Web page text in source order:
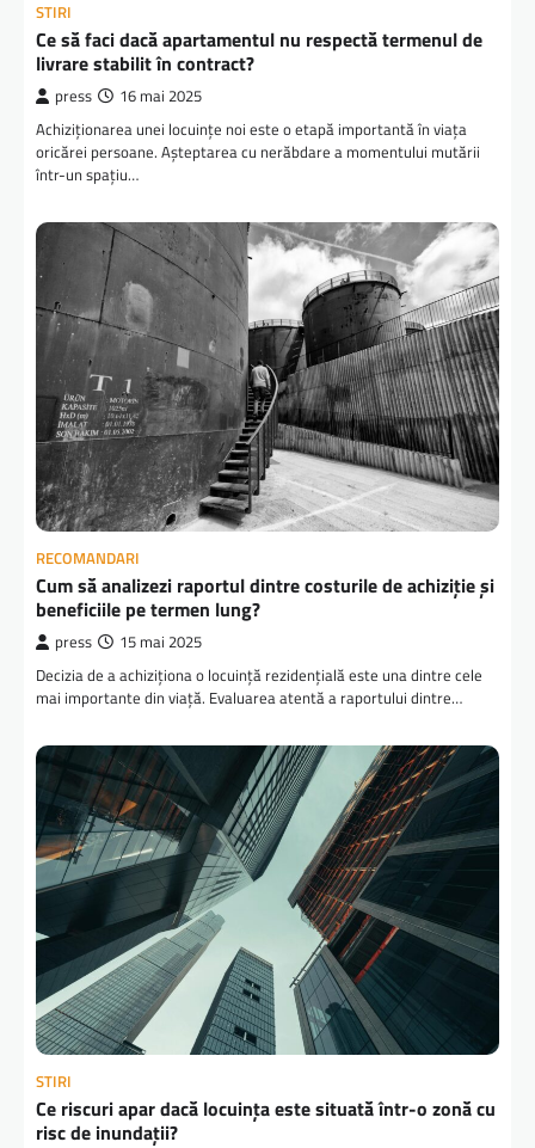
STIRI
Ce să faci dacă apartamentul nu respectă termenul de
livrare stabilit în contract?
press 16 mai 2025
Achiziționarea unei locuințe noi este o etapă importantă în viața
oricărei persoane. Așteptarea cu nerăbdare a momentului mutării
într-un spațiu…
RECOMANDARI
Cum să analizezi raportul dintre costurile de achiziție și
beneficiile pe termen lung?
press 15 mai 2025
Decizia de a achiziționa o locuință rezidențială este una dintre cele
mai importante din viață. Evaluarea atentă a raportului dintre…
STIRI
Ce riscuri apar dacă locuința este situată într-o zonă cu
risc de inundații?